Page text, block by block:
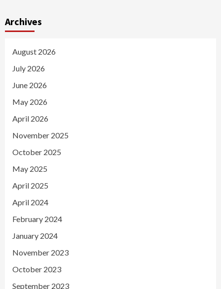
Archives
August 2026
July 2026
June 2026
May 2026
April 2026
November 2025
October 2025
May 2025
April 2025
April 2024
February 2024
January 2024
November 2023
October 2023
September 2023